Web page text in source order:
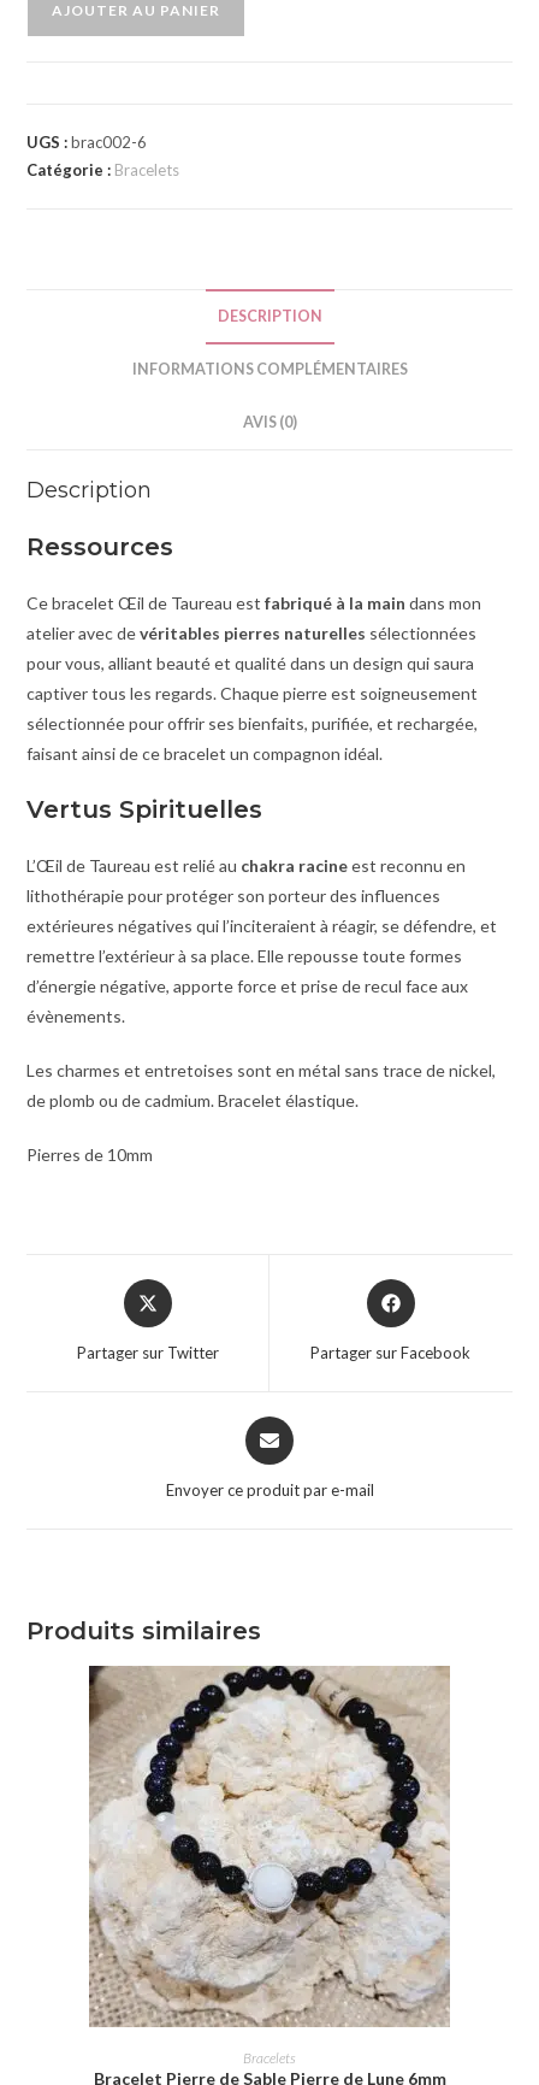
AJOUTER AU PANIER
e
r
UGS :brac002-6
Catégorie : Bracelets
DESCRIPTION
INFORMATIONS COMPLÉMENTAIRES
AVIS (0)
Description
Ressources
Ce bracelet Œil de Taureau estfabriqué à la main dans mon
atelier avec devéritables pierres naturelles sélectionnées
pour vous, alliant beauté et qualité dans un design qui saura
captiver tous les regards. Chaque pierre est soigneusement
sélectionnée pour offrir ses bienfaits, purifiée, et rechargée,
faisant ainsi de ce bracelet un compagnon idéal.
Vertus Spirituelles
L’Œil de Taureau est relié au chakra racineest reconnu en
lithothérapie pour protéger son porteur des influences
extérieures négatives qui l’inciteraient à réagir, se défendre, et
remettre l’extérieur à sa place. Elle repousse toute formes
d’énergie négative, apporte force et prise de recul face aux
évènements.
Les charmes et entretoises sont en métal sans trace de nickel,
de plomb ou de cadmium. Bracelet élastique.
Pierres de 10mm
Partager sur Twitter Partager sur Facebook
Envoyer ce produit par e-mail
Produits similaires
CHOIX DES OPTIONS
Bracelets
Bracelet Pierre de Sable Pierre de Lune 6mm